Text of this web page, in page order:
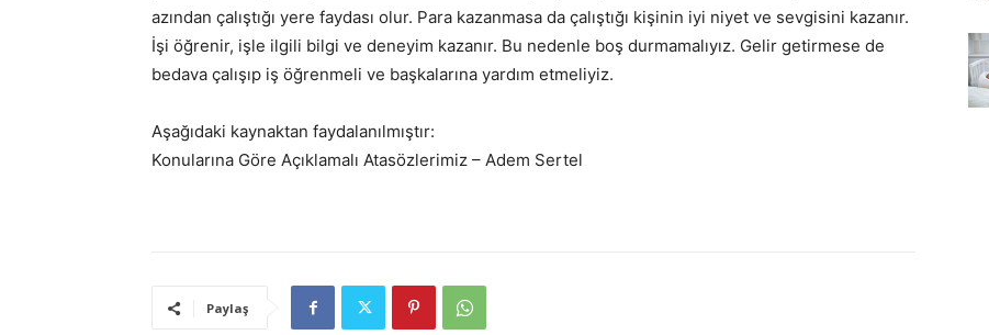
azından çalıştığı yere faydası olur. Para kazanmasa da çalıştığı kişinin iyi niyet ve sevgisini kazanır.
İşi öğrenir, işle ilgili bilgi ve deneyim kazanır. Bu nedenle boş durmamalıyız. Gelir getirmese de
bedava çalışıp iş öğrenmeli ve başkalarına yardım etmeliyiz.
Aşağıdaki kaynaktan faydalanılmıştır:
Konularına Göre Açıklamalı Atasözlerimiz – Adem Sertel
Paylaş